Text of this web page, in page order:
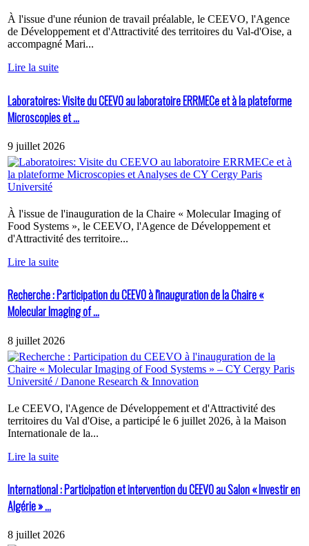
À l'issue d'une réunion de travail préalable, le CEEVO, l'Agence
de Développement et d'Attractivité des territoires du Val-d'Oise, a
accompagné Mari...
Lire la suite
Laboratoires: Visite du CEEVO au laboratoire ERRMECe et à la plateforme
Microscopies et ...
9 juillet 2026
À l'issue de l'inauguration de la Chaire « Molecular Imaging of
Food Systems », le CEEVO, l'Agence de Développement et
d'Attractivité des territoire...
Lire la suite
Recherche : Participation du CEEVO à l'inauguration de la Chaire «
Molecular Imaging of ...
8 juillet 2026
Le CEEVO, l'Agence de Développement et d'Attractivité des
territoires du Val d'Oise, a participé le 6 juillet 2026, à la Maison
Internationale de la...
Lire la suite
International : Participation et intervention du CEEVO au Salon « Investir en
Algérie » ...
8 juillet 2026